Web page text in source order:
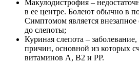
Макулодистрофия –
в ее центре. Болеют обычно в
Симптомом является
до слепоты;
Куриная слепота –
причин, основной из которых
витаминов А, В2 и РР.